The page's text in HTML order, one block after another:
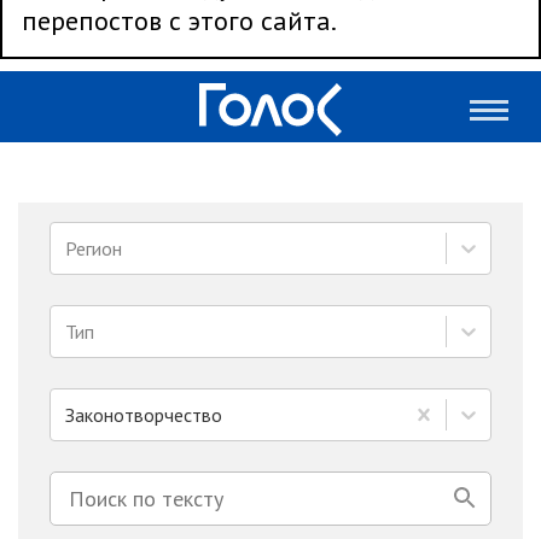
перепостов с этого сайта.
Регион
Тип
Законотворчество